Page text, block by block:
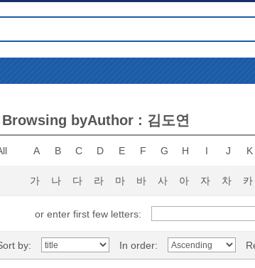
Browsing byAuthor : 김도연
A B C D E F G H I J K
가 나 다 라 마 바 사 아 자 차 카
or enter first few letters:
by: In order: